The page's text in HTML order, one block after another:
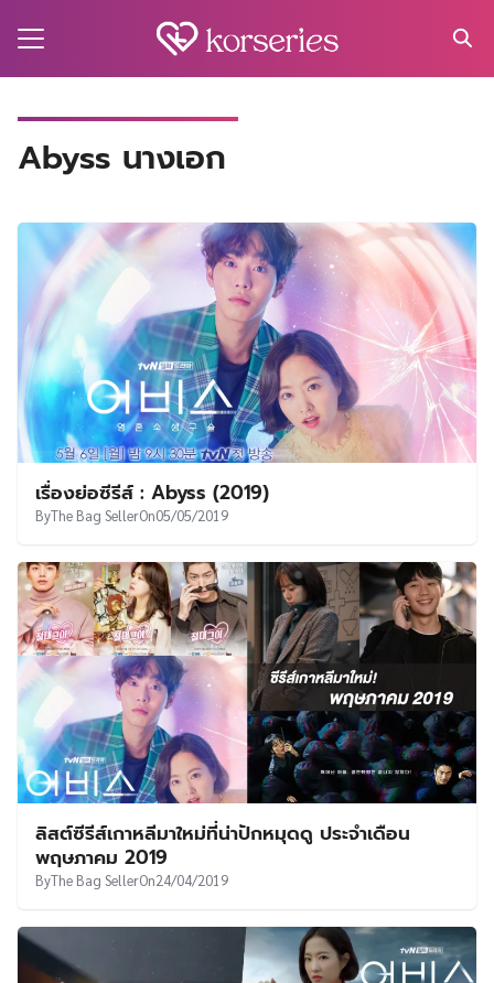
Abyss นางเอก
เรื่องย่อซีรีส์ : Abyss (2019)
ByThe Bag SellerOn05/05/2019
ลิสต์ซีรีส์เกาหลีมาใหม่ที่น่าปักหมุดดู ประจำเดือน
พฤษภาคม 2019
ByThe Bag SellerOn24/04/2019